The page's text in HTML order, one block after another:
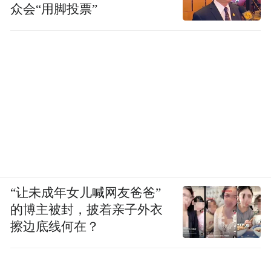
众会“用脚投票”
“让未成年女儿喊网友爸爸”
的博主被封，披着亲子外衣
擦边底线何在？